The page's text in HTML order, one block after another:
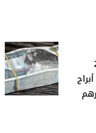
تكشف مفاجآت كبرى لـ 5 أبراج